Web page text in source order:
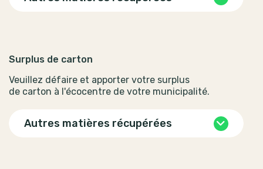
Surplus de carton
Veuillez défaire et apporter votre surplus
de carton à l'écocentre de votre municipalité.
Autres matières récupérées